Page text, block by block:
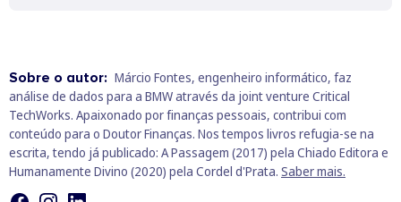
Sobre o autor: Márcio Fontes, engenheiro informático, faz
análise de dados para a BMW através da joint venture Critical
TechWorks. Apaixonado por finanças pessoais, contribui com
conteúdo para o Doutor Finanças. Nos tempos livros refugia-se na
escrita, tendo já publicado: A Passagem (2017) pela Chiado Editora e
Humanamente Divino (2020) pela Cordel d'Prata. Saber mais.